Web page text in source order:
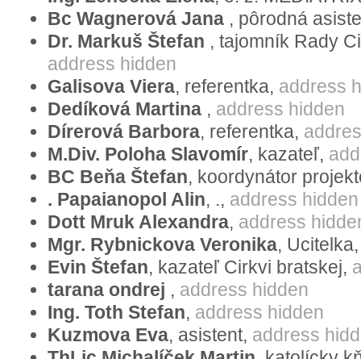
Präsidenten der Parlamentarischen
Europarats, Luís Maria de Puig, an
übermitteln:
E-Mail-Adresse:
petr.sich@coe.int
Mr Petr SICH
Head of Private Office of the
Assembly of the Council of Europe
Send protest via email »»
Oder Postadresse:
Lluís Maria de Puig
Parliamentary Assemby
Council of Europe
Avenue de l'Europe
F-67075 Strasbourg Cedex
Bc Wagnerová Jana , pôrodná
Dr. Markuš Štefan , tajomník Rady
address hidden
Galisova Viera, referentka, address
Dedíková Martina , address hidden
Dírerová Barbora, referentka,
M.Div. Poloha Slavomír, kazateľ,
BC Beňa Štefan, koordynátor
. Papaianopol Alin, ., address hidden
Dott Mruk Alexandra, address
Mgr. Rybnickova Veronika,
Evin Štefan, kazateľ Cirkvi bratskej,
tarana ondrej , address hidden
Ing. Toth Stefan, address hidden
Kuzmova Eva, asistent, address